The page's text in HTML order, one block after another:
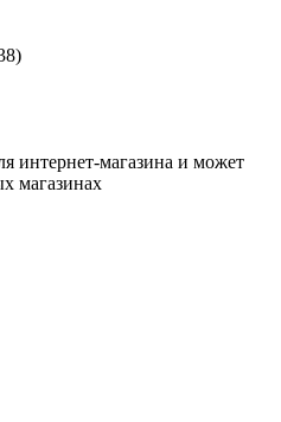
интернет-магазина и может
магазинах